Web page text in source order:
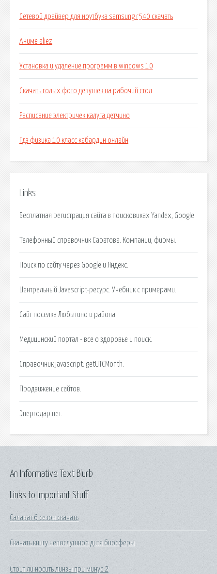
Сетевой драйвер для ноутбука samsung r540 скачать
Аниме aliez
Установка и удаление программ в windows 10
Скачать голых фото девушек на рабочий стол
Расписание электричек калуга детчино
Гдз физика 10 класс кабардин онлайн
Links
Бесплатная регистрация сайта в поисковиках Yandex, Google.
Телефонный справочник Саратова. Компании, фирмы.
Поиск по сайту через Google и Яндекс.
Центральный Javascript-ресурс. Учебник с примерами.
Сайт поселка Любытино и района.
Медицинский портал - все о здоровье и поиск.
Справочник javascript: getUTCMonth.
Продвижение сайтов.
Энергодар.нет.
Links to Important Stuff
Салават 6 сезон скачать
Скачать книгу непослушное дитя биосферы
Стоит ли носить линзы при минус 2
An Informative Text Blurb